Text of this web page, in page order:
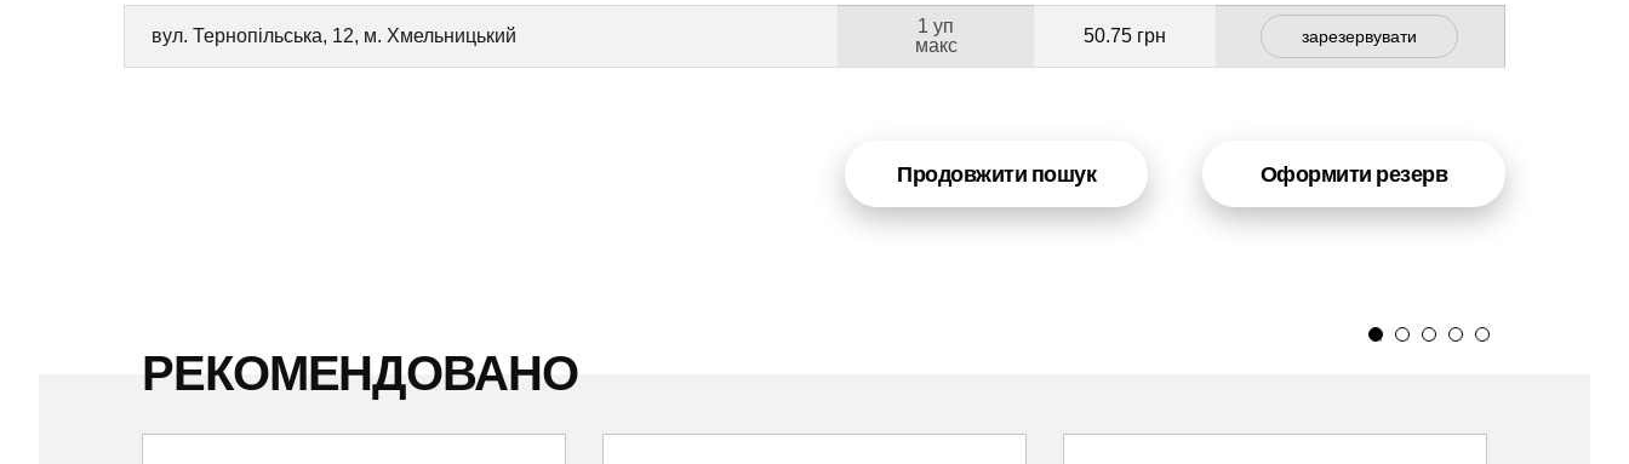
вул. Тернопільська, 12, м. Хмельницький
1 уп
макс
50.75 грн зарезервувати
Продовжити пошук Оформити резерв
РЕКОМЕНДОВАНО